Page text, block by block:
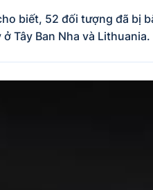
biết, 52 đối tượng đã bị
Tây Ban Nha và Lithuania.